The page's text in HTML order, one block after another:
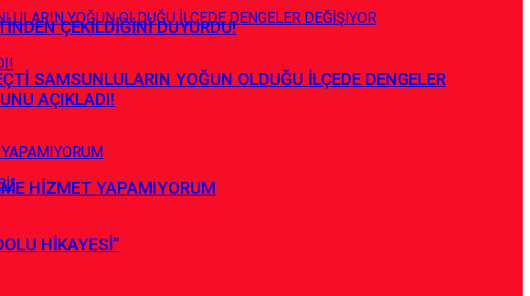
SAMSUNLULARIN YOĞUN OLDUĞU İLÇEDE DENGELER
HİKAYESİ”
ÇEKİLDİĞİNİ DUYURDU!
AÇIKLADI!
HİZMET YAPAMIYORUM